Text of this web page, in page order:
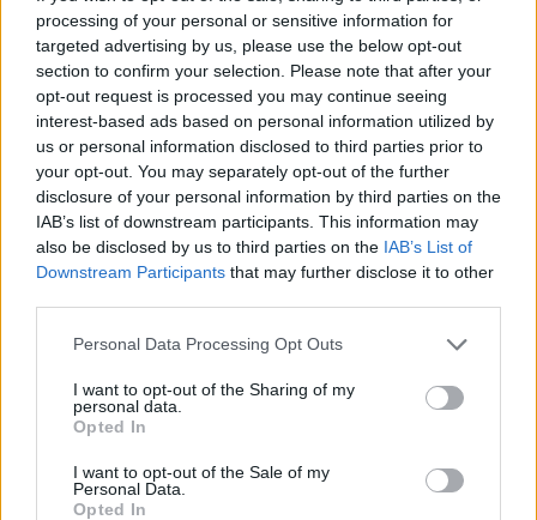
processing of your personal or sensitive information for
targeted advertising by us, please use the below opt-out
section to confirm your selection. Please note that after your
opt-out request is processed you may continue seeing
interest-based ads based on personal information utilized by
us or personal information disclosed to third parties prior to
your opt-out. You may separately opt-out of the further
disclosure of your personal information by third parties on the
IAB’s list of downstream participants. This information may
also be disclosed by us to third parties on the IAB’s List of
Downstream Participants that may further disclose it to other
Please note that this website/app uses one or more Google
not limited to your visit or usage behaviour. You may click to
grant or deny consent to Google and its third-party tags to
use your data for below specified purposes in below Google
consent section.
Personal Data Processing Opt Outs
I want to opt-out of the Sharing of my
personal data.
Opted In
I want to opt-out of the Sale of my
Personal Data.
Opted In
jelöltjei között is felbukkanhat, de ez már
valódi szenzáció lenne.
A listán negyven filmet szedtek össze, a
legtöbbjüket még Amerikában és Európában
sem mutatták be. Az esélyesek között olyan
nagyágyúkat találunk, mint TarantinoThe
Hateful Eightcímű westernje, Inarritu
DiCaprióval forgatottThe Revenantcímű
drámája vagy a két nagyon várt életrajzi film,
Edward Snowdenről és Steve Jobsról
készpénznek venni, az őszi rangos
filmfesztiválok (Velence, Toronto, Los